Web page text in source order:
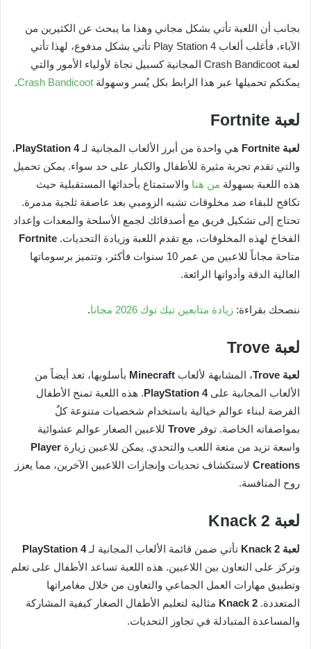
بجانب أن اللعبة تأتي بشكل مجاني وهذا ما يبحث عن الكثيرين من
الآباء، فأغلب ألعاب Play Station 4 تأتي بشكل مدفوع، لهذا تأتي
لعبة Crash Bandicoot المجانية كسبيل نجاة لأولياء الأمور والتي
يمكنكم تحميلها عبر هذا الرابط بكل يُسر وسهولة Crash Bandicoot
.
لعبة Fortnite
لعبة Fortnite هي واحدة من أبرز الألعاب المجانية لـPlayStation 4،
والتي تقدم تجربة مثيرة للأطفال والكبار على حد سواء. يمكن تحميل
هذه اللعبة بسهولة من هنا والاستمتاع بأحداثها المستقبلية حيث
تكافح للبقاء ضد مخلوقات تشبه الزومبي بعد عاصفة ثلجية مدمرة.
تحتاج إلى تشكيل فريق مع أصدقائك لجمع الأسلحة والمعدات وإعداد
الفخاخ لهذه المخلوقات، مع تقدم اللعبة وزيادة التحديات. Fortnite
متاحة مجاناً للاعبين من عمر 10 سنوات فأكثر، وتتميز برسوماتها
العالية الدقة وأدواتها الرائعة.
ننصحك بقراءة: زيادة متابعين تيك توك 2026 مجانا .
لعبة Trove
لعبة Trove ، المشابهة لألعاب Minecraft بأسلوبها، تعد أيضاً من
الألعاب المجانية علىPlayStation 4. هذه اللعبة تمنح الأطفال
الفرصة لبناء عوالم خيالية باستخدام شخصيات متنوعة كلٌ
بمواصفاته الخاصة. توفر Trove للاعبين الصغار عوالم عشوائية
واسعة تزيد من متعة اللعب والتحدي. يمكن للاعبين زيارة Player
Creations لاستكشاف تحديات وإنجازات اللاعبين الآخرين، مما يعزز
روح المنافسة.
لعبة Knack 2
لعبة Knack 2 تأتي ضمن قائمة الألعاب المجانية لـPlayStation 4
وتركز على التعاون بين اللاعبين. هذه اللعبة تساعد الأطفال على تعلم
وتطبيق مهارات العمل الجماعي والتعاون من خلال مغامراتها
المتعددة. Knack 2 مثالية لتعليم الأطفال الصغار كيفية المشاركة
والمساعدة المتبادلة في تجاوز التحديات.